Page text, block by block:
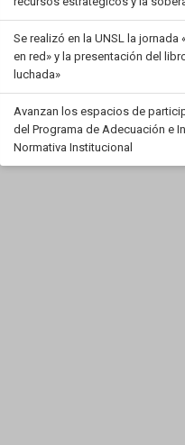
Se realizó en la UNSL la jornada
en red» y la presentación del
luchada»
Avanzan los espacios de
del Programa de Adecuación e
Normativa Institucional